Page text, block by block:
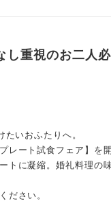
重視のお二人
たいおふたりへ。
レート試食フェア】を
トに凝縮。婚礼料理の
ださい。